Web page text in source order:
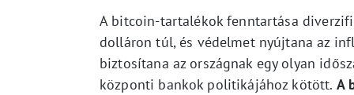
A bitcoin-tartalékok fenntartása
dolláron túl, és védelmet nyújtana az
biztosítana az országnak egy olyan
központi bankok politikájához kötött. A